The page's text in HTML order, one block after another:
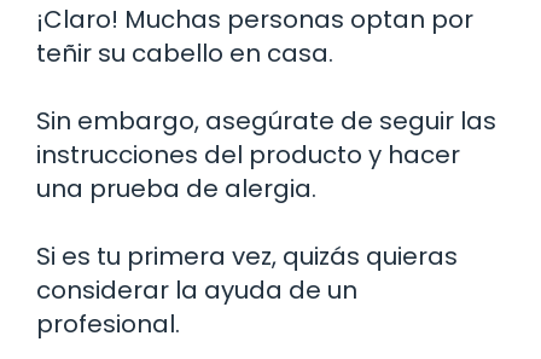
¡Claro! Muchas personas optan por
teñir su cabello en casa.
Sin embargo, asegúrate de seguir las
instrucciones del producto y hacer
una prueba de alergia.
Si es tu primera vez, quizás quieras
considerar la ayuda de un
profesional.